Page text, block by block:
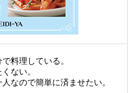
料理している。
ない。
なので簡単に済ませたい。